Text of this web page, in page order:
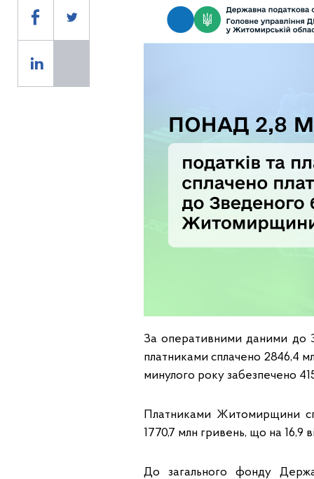
За оперативними даними до
платниками сплачено 2846,4
минулого року забезпечено
Платниками Житомирщини
1770,7 млн гривень, що на 16,9
До загального фонду